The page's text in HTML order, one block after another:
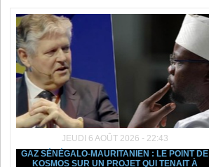
JEUDI 6 AOÛT 2026 - 22:43
GAZ SÉNÉGALO-MAURITANIEN : LE POINT DE
KOSMOS SUR UN PROJET QUI TENAIT À